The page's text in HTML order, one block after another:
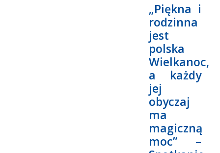
„Piękna i
rodzinna
jest
polska
Wielkanoc,
a każdy
jej
obyczaj
ma
magiczną
moc” –